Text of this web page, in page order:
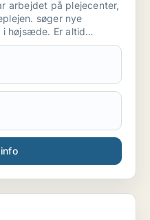
arbejdet på plejecenter,
søger nye
højsæde. Er altid
roligt og tålmodigt